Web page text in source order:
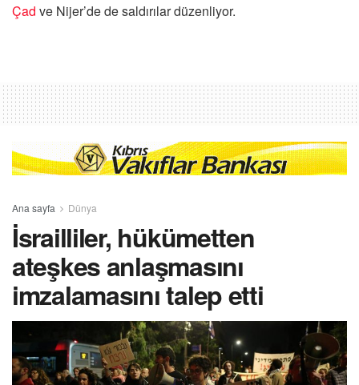
Çad ve Nijer’de de saldırılar düzenliyor.
Ana sayfa Dünya
İsrailliler, hükümetten
ateşkes anlaşmasını
imzalamasını talep etti